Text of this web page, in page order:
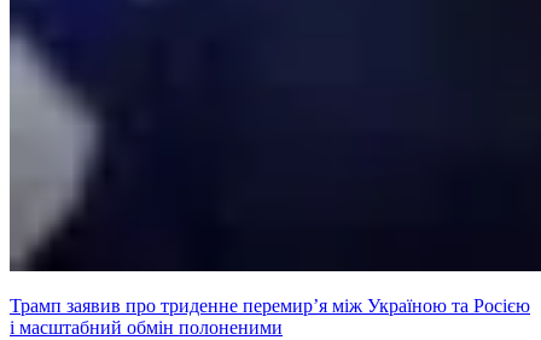
Трамп заявив про триденне перемир’я між Україною та Росією
і масштабний обмін полоненими